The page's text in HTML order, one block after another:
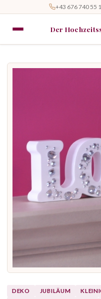
+43 676 740 55
Der
DEKO JUBILÄUM